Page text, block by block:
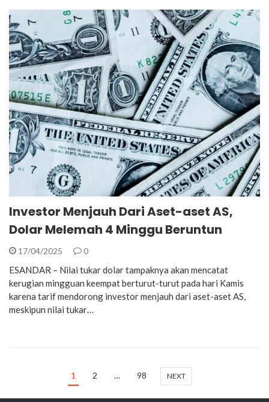
Investor Menjauh Dari Aset-aset AS,
Dolar Melemah 4 Minggu Beruntun
17/04/2025 0
ESANDAR – Nilai tukar dolar tampaknya akan mencatat
kerugian mingguan keempat berturut-turut pada hari Kamis
karena tarif mendorong investor menjauh dari aset-aset AS,
meskipun nilai tukar…
1 2 … 98 NEXT